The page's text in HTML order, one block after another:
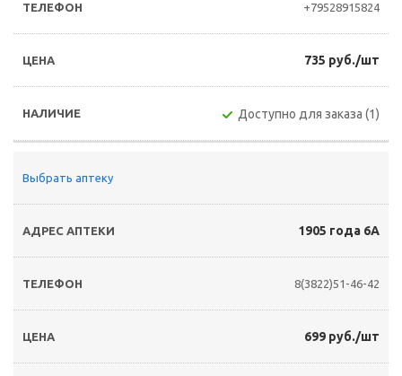
+79528915824
735 руб./шт
Доступно для заказа (1)
Выбрать аптеку
1905 года 6А
8(3822)51-46-42
699 руб./шт